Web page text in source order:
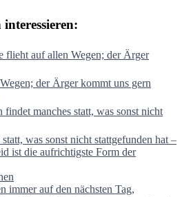
der Ärger kommt uns gern
was sonst nicht stattgefunden hat –
ist die aufrichtigste Form der
immer auf den nächsten Tag,